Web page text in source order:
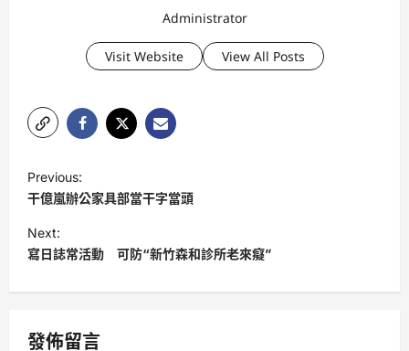
Administrator
Visit Website View All Posts
o
s
t
v
Previous:
干億嵐辦公家具部當干字當頭
Next:
寫日誌常活動 可防“新竹森和診所老來癡”
發佈留言